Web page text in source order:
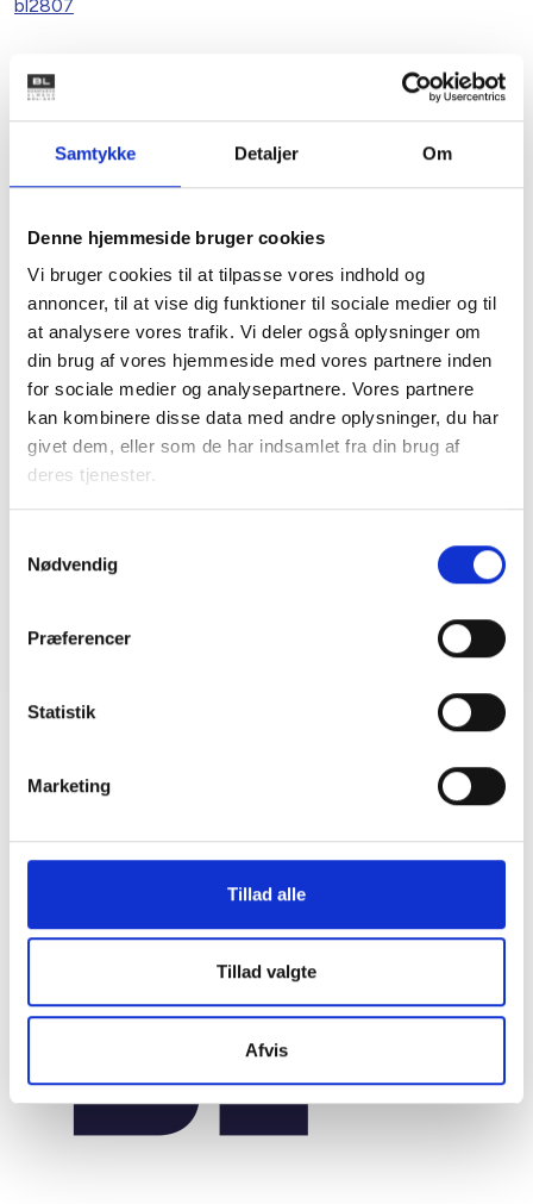
Samtykke Detaljer Om
Denne hjemmeside bruger cookies
Vi bruger cookies til at tilpasse vores indhold og
annoncer, til at vise dig funktioner til sociale medier og til
at analysere vores trafik. Vi deler også oplysninger om
din brug af vores hjemmeside med vores partnere inden
for sociale medier og analysepartnere. Vores partnere
kan kombinere disse data med andre oplysninger, du har
givet dem, eller som de har indsamlet fra din brug af
deres tjenester.
Nødvendig
Præferencer
Statistik
Marketing
Tillad alle
Tillad valgte
Afvis
bl2807
Viden
BL INFORMERER
ejendomme skal være klar senest 1. januar
08. juni 2026
BL INFORMERER
Ansvar for nødforsyning i plejeboliger ved
forsyningssvigt
08. juni 2026
Sundhedsreformens konsekvenser for
20. marts 2026